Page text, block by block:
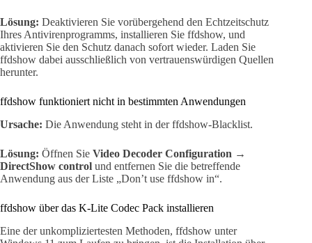
Lösung: Deaktivieren Sie vorübergehend den Echtzeitschutz
Ihres Antivirenprogramms, installieren Sie ffdshow, und
aktivieren Sie den Schutz danach sofort wieder. Laden Sie
ffdshow dabei ausschließlich von vertrauenswürdigen Quellen
herunter.
ffdshow funktioniert nicht in bestimmten Anwendungen
Ursache: Die Anwendung steht in der ffdshow-Blacklist.
Lösung: Öffnen Sie Video Decoder Configuration →
DirectShow control und entfernen Sie die betreffende
Anwendung aus der Liste „Don’t use ffdshow in“.
ffdshow über das K-Lite Codec Pack installieren
Eine der unkompliziertesten Methoden, ffdshow unter